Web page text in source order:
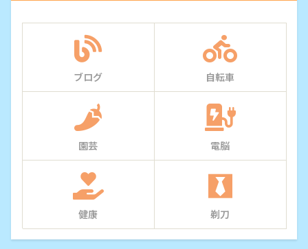
ブログ 自転車
園芸 電脳
健康 剃刀